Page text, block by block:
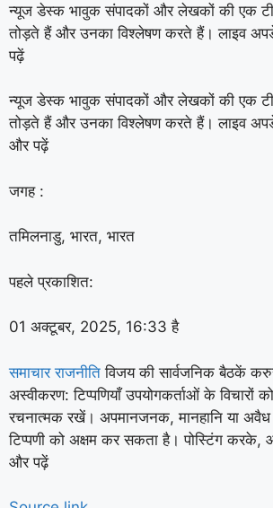
न्यूज डेस्क भावुक संपादकों और लेखकों की एक
तोड़ते हैं और उनका विश्लेषण करते हैं। लाइव
पढ़ें
न्यूज डेस्क भावुक संपादकों और लेखकों की एक
तोड़ते हैं और उनका विश्लेषण करते हैं। लाइव
और पढ़ें
जगह :
तमिलनाडु, भारत, भारत
पहले प्रकाशित:
01 अक्टूबर, 2025, 16:33 है
समाचार राजनीति विजय की सार्वजनिक बैठकें
अस्वीकरण: टिप्पणियाँ उपयोगकर्ताओं के
रचनात्मक रखें। अपमानजनक, मानहानि या अवैध
टिप्पणी को अक्षम कर सकता है। पोस्टिंग करके,
और पढ़ें